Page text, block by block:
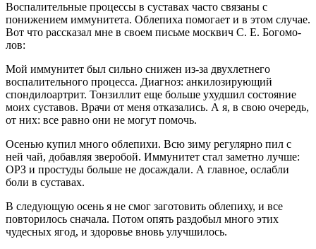
Воспалительные процессы в суставах часто связаны с
понижением иммунитета. Облепиха помогает и в этом случае.
Вот что рассказал мне в своем письме москвич С. Е. Богомо­
лов:
Мой иммунитет был сильно снижен из-за двухлетнего
воспалительного процесса. Диагноз: анкилозирующий
спондилоартрит. Тонзиллит еще больше ухудшил состояние
моих суставов. Врачи от меня отказались. А я, в свою очередь,
от них: все равно они не могут помочь.
Осенью купил много облепихи. Всю зиму регулярно пил с
ней чай, добавляя зверобой. Иммунитет стал заметно лучше:
ОРЗ и простуды больше не досаждали. А главное, ослабли
боли в суставах.
В следующую осень я не смог заготовить облепиху, и все
повторилось сначала. Потом опять раздобыл много этих
чудесных ягод, и здоровье вновь улучшилось.